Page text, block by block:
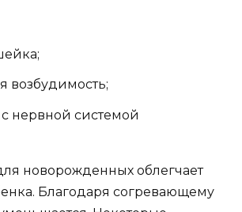
возбудимость;
нервной системой
новорожденных облегчает
Благодаря согревающему